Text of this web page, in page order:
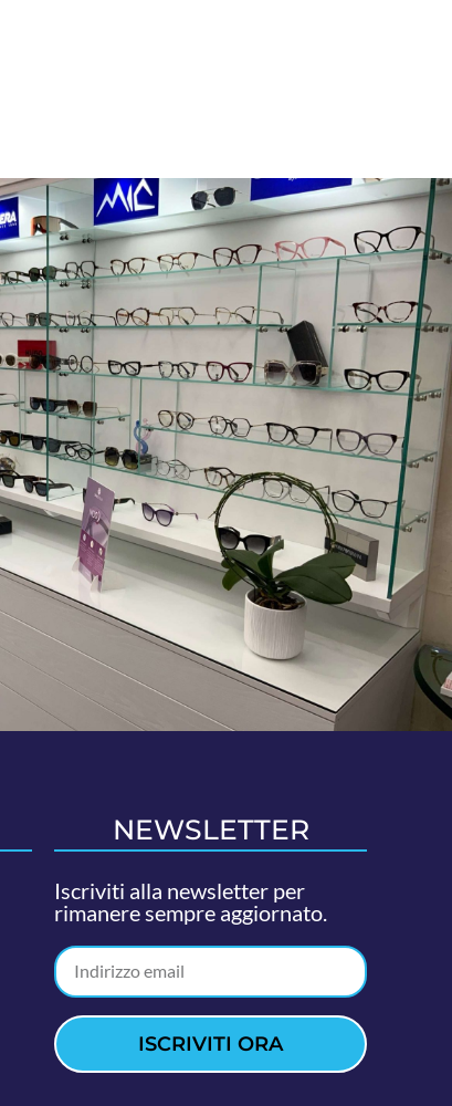
NEWSLETTER
Iscriviti alla newsletter per
rimanere sempre aggiornato.
ISCRIVITI ORA